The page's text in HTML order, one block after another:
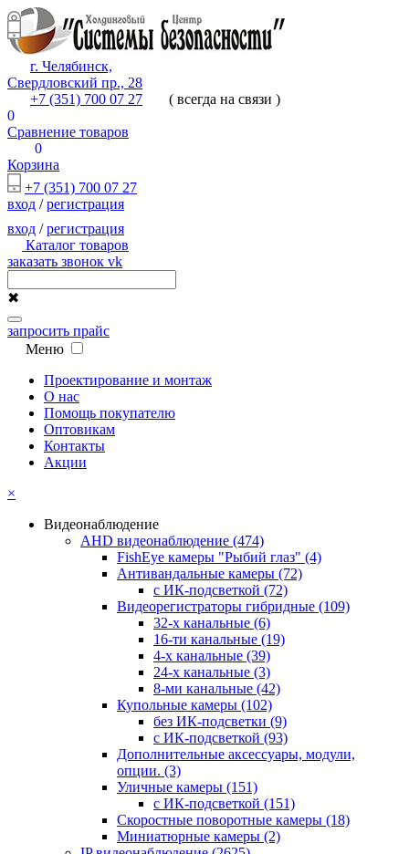
г. Челябинск,
Свердловский пр., 28
+7 (351) 700 07 27
( всегда на связи )
0
Сравнение товаров
0
Корзина
+7 (351) 700 07 27
вход /регистрация
вход /регистрация
Каталог товаров
заказать звонок vk
✖
запросить прайс
Меню
Проектирование и монтаж
О нас
Помощь покупателю
Оптовикам
Контакты
Акции
×
Видеонаблюдение
AHD видеонаблюдение (474)
FishEye камеры "Рыбий глаз" (4)
Антивандальные камеры (72)
с ИК-подсветкой (72)
Видеорегистраторы гибридные (109)
32-х канальные (6)
16-ти канальные (19)
4-х канальные (39)
24-х канальные (3)
8-ми канальные (42)
Купольные камеры (102)
без ИК-подсветки (9)
с ИК-подсветкой (93)
Дополнительные аксессуары, модули,
опции. (3)
Уличные камеры (151)
с ИК-подсветкой (151)
Скоростные поворотные камеры (18)
Миниатюрные камеры (2)